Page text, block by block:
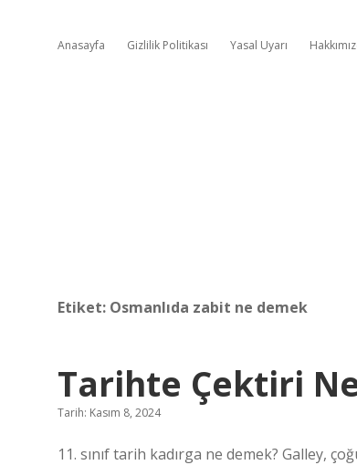
Anasayfa Gizlilik Politikası Yasal Uyarı
Etiket: Osmanlıda zabit ne demek
Tarihte Çektiri
Tarih: Kasım 8, 2024
11. sınıf tarih kadırga ne demek? Galley,